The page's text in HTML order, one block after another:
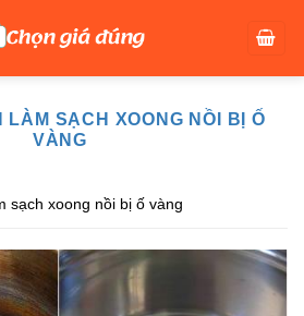
LÀM SẠCH XOONG NỒI BỊ Ố
VÀNG
sạch xoong nồi bị ố vàng